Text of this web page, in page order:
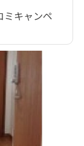
キャンペ